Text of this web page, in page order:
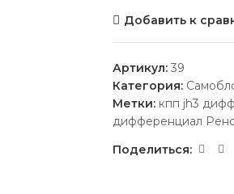
Добавить к
Артикул: 39
Категория:
Метки: кпп jh3
дифференциал
Поделиться: